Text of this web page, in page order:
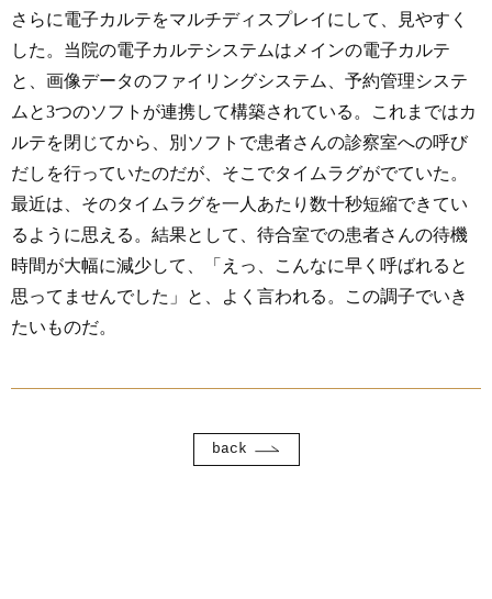
さらに電子カルテをマルチディスプレイにして、見やすく
した。当院の電子カルテシステムはメインの電子カルテ
と、画像データのファイリングシステム、予約管理システ
ムと3つのソフトが連携して構築されている。これまではカ
ルテを閉じてから、別ソフトで患者さんの診察室への呼び
だしを行っていたのだが、そこでタイムラグがでていた。
最近は、そのタイムラグを一人あたり数十秒短縮できてい
るように思える。結果として、待合室での患者さんの待機
時間が大幅に減少して、「えっ、こんなに早く呼ばれると
思ってませんでした」と、よく言われる。この調子でいき
たいものだ。
back